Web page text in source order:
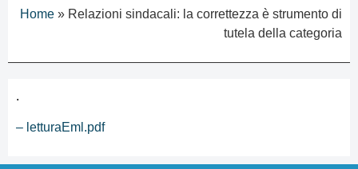
I numeri della scuola
Le carte della scuola
Home » Relazioni sindacali: la correttezza è strumento di
tutela della categoria
.
– letturaEml.pdf